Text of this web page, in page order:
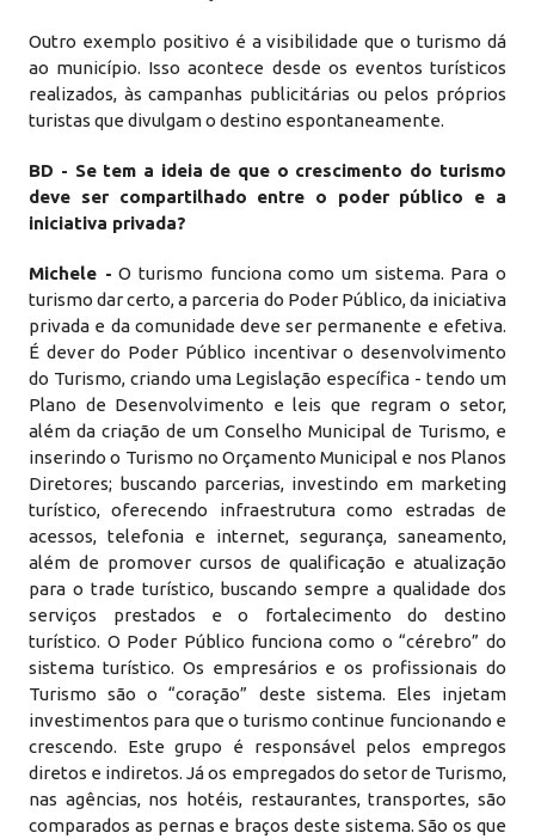
Outro exemplo positivo é a visibilidade que o turismo dá
ao município. Isso acontece desde os eventos turísticos
realizados, às campanhas publicitárias ou pelos próprios
turistas que divulgam o destino espontaneamente.
BD - Se tem a ideia de que o crescimento do turismo
deve ser compartilhado entre o poder público e a
iniciativa privada?
Michele - O turismo funciona como um sistema. Para o
turismo dar certo, a parceria do Poder Público, da iniciativa
privada e da comunidade deve ser permanente e efetiva.
É dever do Poder Público incentivar o desenvolvimento
do Turismo, criando uma Legislação específica - tendo um
Plano de Desenvolvimento e leis que regram o setor,
além da criação de um Conselho Municipal de Turismo, e
inserindo o Turismo no Orçamento Municipal e nos Planos
Diretores; buscando parcerias, investindo em marketing
turístico, oferecendo infraestrutura como estradas de
acessos, telefonia e internet, segurança, saneamento,
além de promover cursos de qualificação e atualização
para o trade turístico, buscando sempre a qualidade dos
serviços prestados e o fortalecimento do destino
turístico. O Poder Público funciona como o “cérebro” do
sistema turístico. Os empresários e os profissionais do
Turismo são o “coração” deste sistema. Eles injetam
investimentos para que o turismo continue funcionando e
crescendo. Este grupo é responsável pelos empregos
diretos e indiretos. Já os empregados do setor de Turismo,
nas agências, nos hotéis, restaurantes, transportes, são
comparados as pernas e braços deste sistema. São os que